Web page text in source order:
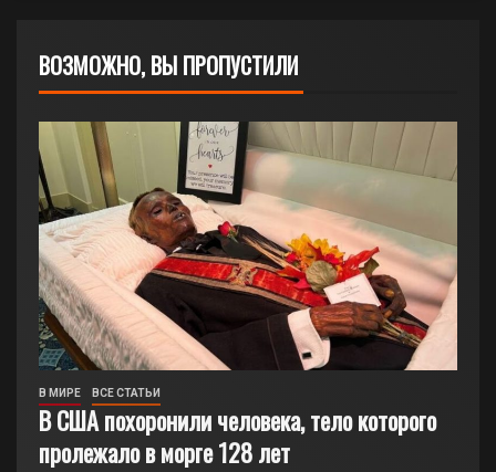
ВОЗМОЖНО, ВЫ ПРОПУСТИЛИ
В МИРЕ ВСЕ СТАТЬИ
В США похоронили человека, тело которого
пролежало в морге 128 лет